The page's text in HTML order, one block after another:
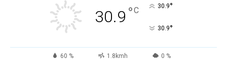
30.9 °C 30.9°
30.9°
60 % 1.8kmh 0 %